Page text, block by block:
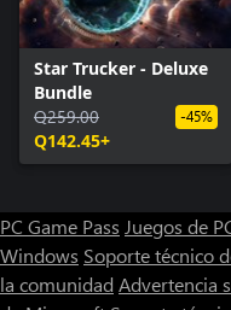
Star Trucker - Deluxe
Bundle
Q259.00
Q142.45+
-45%
PC Game Pass Juegos de
Windows Soporte técnico
la comunidad Advertencia